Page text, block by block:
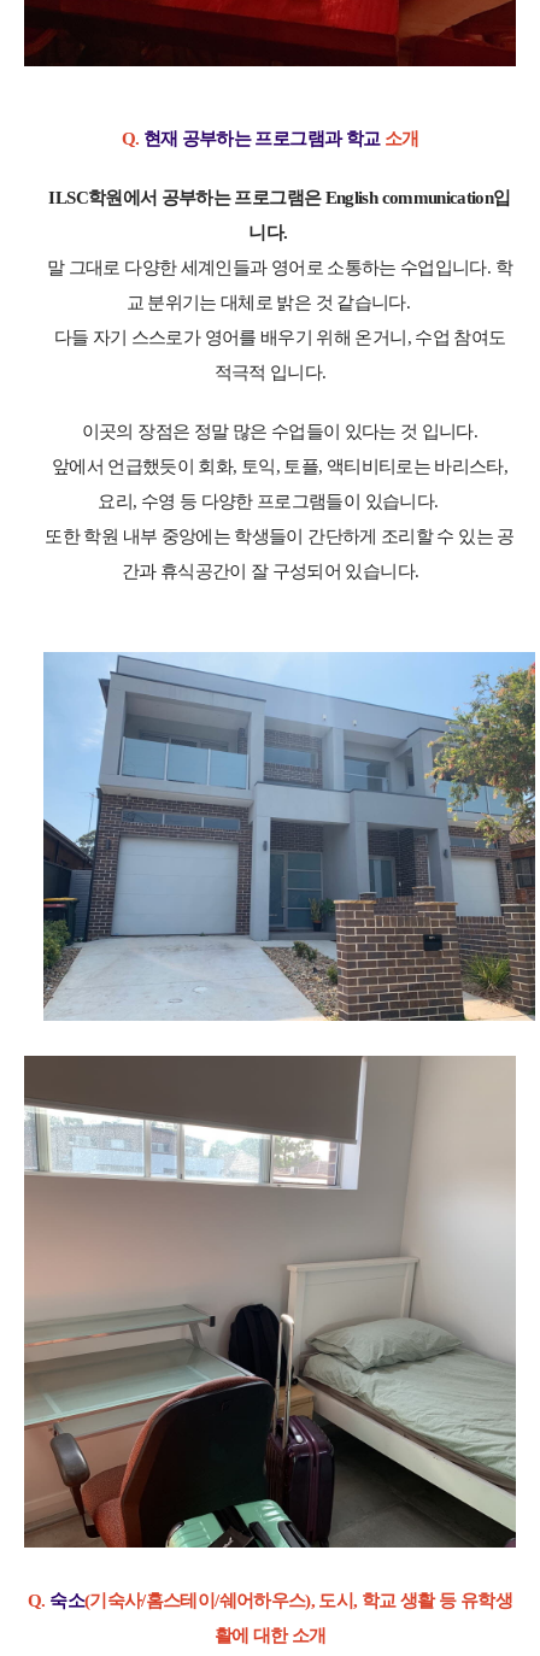
Q. 현재 공부하는 프로그램과 학교 소개
ILSC학원에서 공부하는 프로그램은English communication입
니다.
말 그대로 다양한 세계인들과 영어로 소통하는 수업입니다. 학
교 분위기는 대체로 밝은 것 같습니다.
다들 자기 스스로가 영어를 배우기 위해 온거니 , 수업 참여도
적극적 입니다.
이곳의 장점은 정말 많은 수업들이 있다는 것 입니다.
앞에서 언급했듯이 회화, 토익, 토플, 액티비티로는 바리스타,
요리 , 수영 등 다양한 프로그램들이 있습니다.
또한 학원 내부 중앙에는 학생들이 간단하게 조리할 수 있는 공
간과 휴식공간이 잘 구성되어 있습니다.
Q. 숙소(기숙사/홈스테이/쉐어하우스), 도시, 학교 생활 등 유학생
활에 대한 소개